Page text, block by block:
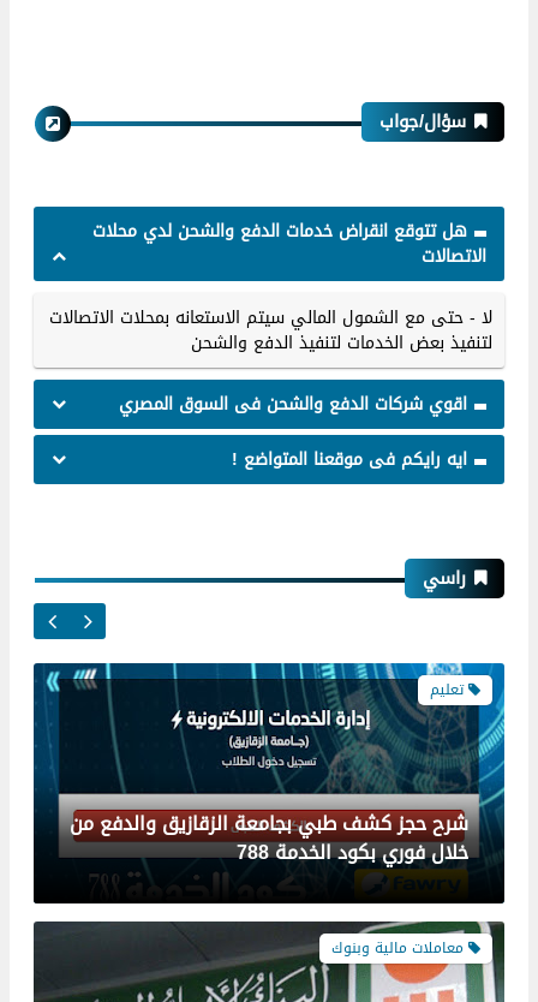
سؤال/جواب
هل تتوقع انقراض خدمات الدفع والشحن لدي محلات
الاتصالات
لا - حتى مع الشمول المالي سيتم الاستعانه بمحلات الاتصالات
لتنفيذ بعض الخدمات لتنفيذ الدفع والشحن
اقوي شركات الدفع والشحن فى السوق المصري
ايه رايكم فى موقعنا المتواضع !
راسي
شرح حجز كشف طبي بجامعة الزقازيق والدفع من
خلال فوري بكود الخدمة 788
معاملات مالية وبنوك
احصل الان على قرض السيارة من البنك الاهلي
حتى 100% من سعرها بدون مقدم